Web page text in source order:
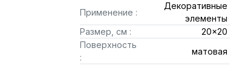
Применение :
Декоративные
элементы
Размер, см :
20x20
Поверхность
:
матовая